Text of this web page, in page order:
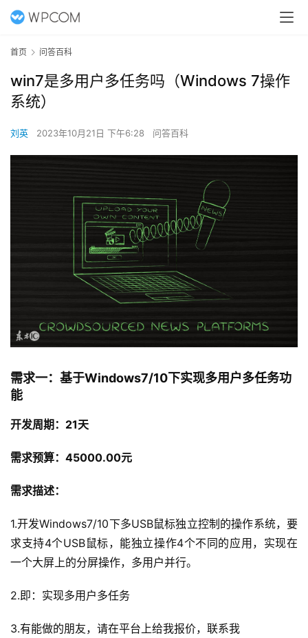
首页 问答百科
win7是多用户多任务吗（Windows 7操作
系统）
刘英 2023年10月21日 下午6:28 问答百科
需求一：基于Windows7/10下实现多用户多任务功
能
开发周期：21天
需求预算：45000.00元
需求描述：
1.开发Windows7/10下多USB鼠标独立控制的操作系统，要
求支持4个USB鼠标，能独立操作4个不同的应用，实现在
一个大屏上的分屏操作，多用户并行。
2.即：实现多用户多任务
3.有能做的朋友，请在平台上给我报价，联系我